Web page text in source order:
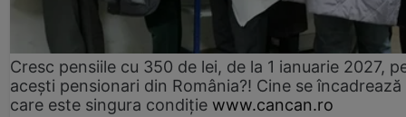
Cresc pensiile cu 350 de lei, de la 1 ianuarie 2027,
acești pensionari din România?! Cine se încadrează
care este singura condiție www.cancan.ro